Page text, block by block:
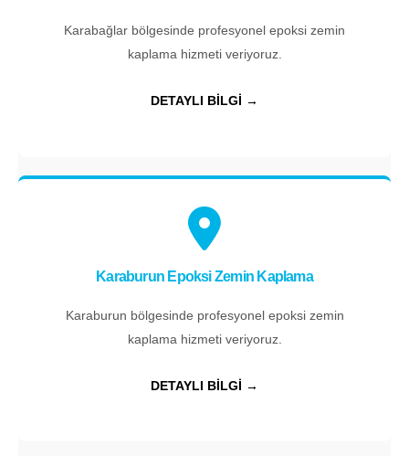
Karabağlar bölgesinde profesyonel epoksi zemin
kaplama hizmeti veriyoruz.
DETAYLI BİLGİ →
Karaburun Epoksi Zemin Kaplama
Karaburun bölgesinde profesyonel epoksi zemin
kaplama hizmeti veriyoruz.
DETAYLI BİLGİ →